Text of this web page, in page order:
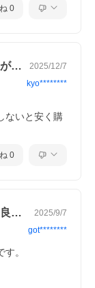
0
手軽に使えて満足してます。ただ値上がり… 2025/12/7
kyo********
ないと安く購
0
朝晩使ってもヒリヒリしなくてとても良い… 2025/9/7
got********
。